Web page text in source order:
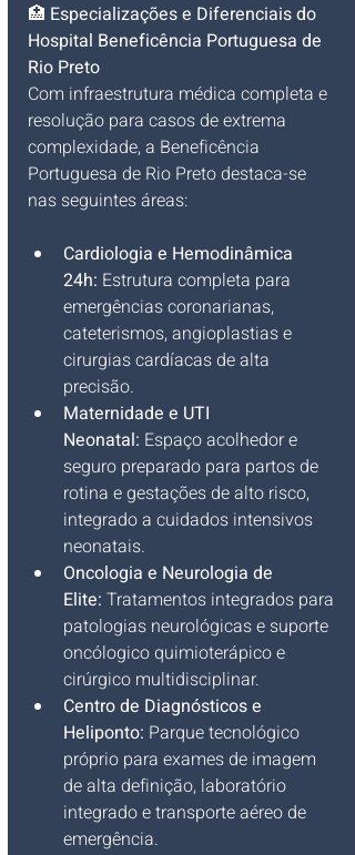
🏥 Especializações e Diferenciais do
Hospital Beneficência Portuguesa de
Rio Preto
Com infraestrutura médica completa e
resolução para casos de extrema
complexidade, a Beneficência
Portuguesa de Rio Preto destaca-se
nas seguintes áreas:
Cardiologia e Hemodinâmica
24h: Estrutura completa para
emergências coronarianas,
cateterismos, angioplastias e
cirurgias cardíacas de alta
precisão.
Maternidade e UTI
Neonatal: Espaço acolhedor e
seguro preparado para partos de
rotina e gestações de alto risco,
integrado a cuidados intensivos
neonatais.
Oncologia e Neurologia de
Elite: Tratamentos integrados para
patologias neurológicas e suporte
oncólogico quimioterápico e
cirúrgico multidisciplinar.
Centro de Diagnósticos e
Heliponto: Parque tecnológico
próprio para exames de imagem
de alta definição, laboratório
integrado e transporte aéreo de
emergência.